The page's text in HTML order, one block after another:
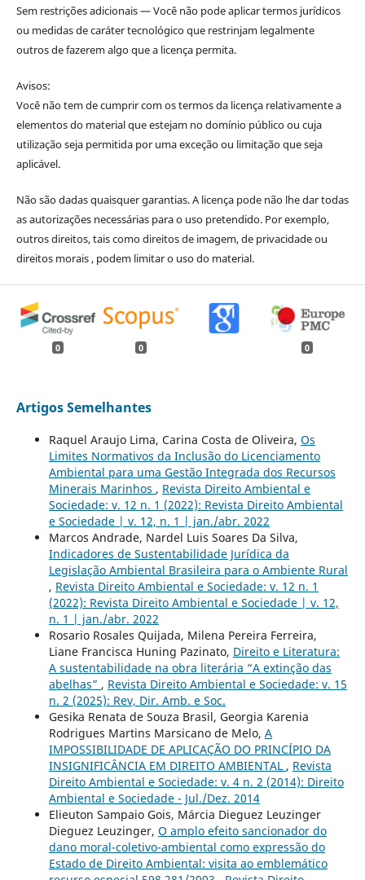
Sem restrições adicionais — Você não pode aplicar termos jurídicos
ou medidas de caráter tecnológico que restrinjam legalmente
outros de fazerem algo que a licença permita.
Avisos:
Você não tem de cumprir com os termos da licença relativamente a
elementos do material que estejam no domínio público ou cuja
utilização seja permitida por uma exceção ou limitação que seja
aplicável.
Não são dadas quaisquer garantias. A licença pode não lhe dar todas
as autorizações necessárias para o uso pretendido. Por exemplo,
outros direitos, tais como direitos de imagem, de privacidade ou
direitos morais , podem limitar o uso do material.
0 0 0
Artigos Semelhantes
Raquel Araujo Lima, Carina Costa de Oliveira, Os
Limites Normativos da Inclusão do Licenciamento
Ambiental para uma Gestão Integrada dos Recursos
Minerais Marinhos , Revista Direito Ambiental e
Sociedade: v. 12 n. 1 (2022): Revista Direito Ambiental
e Sociedade | v. 12, n. 1 | jan./abr. 2022
Marcos Andrade, Nardel Luis Soares Da Silva,
Indicadores de Sustentabilidade Jurídica da
Legislação Ambiental Brasileira para o Ambiente Rural
, Revista Direito Ambiental e Sociedade: v. 12 n. 1
(2022): Revista Direito Ambiental e Sociedade | v. 12,
n. 1 | jan./abr. 2022
Rosario Rosales Quijada, Milena Pereira Ferreira,
Liane Francisca Huning Pazinato, Direito e Literatura:
A sustentabilidade na obra literária “A extinção das
abelhas” , Revista Direito Ambiental e Sociedade: v. 15
n. 2 (2025): Rev, Dir. Amb. e Soc.
Gesika Renata de Souza Brasil, Georgia Karenia
Rodrigues Martins Marsicano de Melo, A
IMPOSSIBILIDADE DE APLICAÇÃO DO PRINCÍPIO DA
INSIGNIFICÂNCIA EM DIREITO AMBIENTAL , Revista
Direito Ambiental e Sociedade: v. 4 n. 2 (2014): Direito
Ambiental e Sociedade - Jul./Dez. 2014
Elieuton Sampaio Gois, Márcia Dieguez Leuzinger
Dieguez Leuzinger, O amplo efeito sancionador do
dano moral-coletivo-ambiental como expressão do
Estado de Direito Ambiental: visita ao emblemático